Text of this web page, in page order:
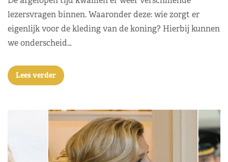
lezersvragen binnen. Waaronder deze: wie zorgt er
eigenlijk voor de kleding van de koning? Hierbij kunnen
we onderscheid…
Lees verder